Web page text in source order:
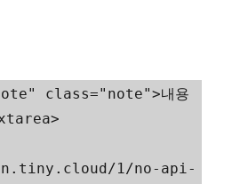
class="note">내용
1/no-api-